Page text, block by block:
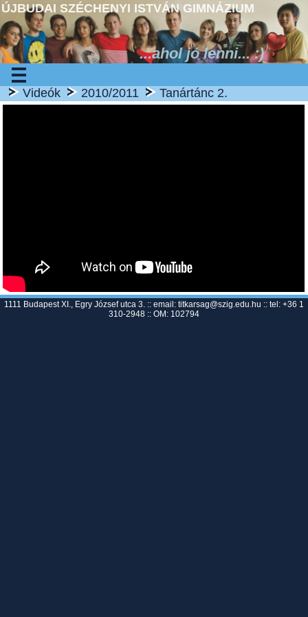
ÚJBUDAI SZÉCHENYI ISTVÁN GIMNÁZIUM
...ahol jó lenni... :)
Videók 2010/2011 Tanártánc 2.
1111 Budapest XI., Egry József utca 3. :: email: titkarsag@szig.edu.hu :: tel: +36 1
310-2948 :: OM: 102794